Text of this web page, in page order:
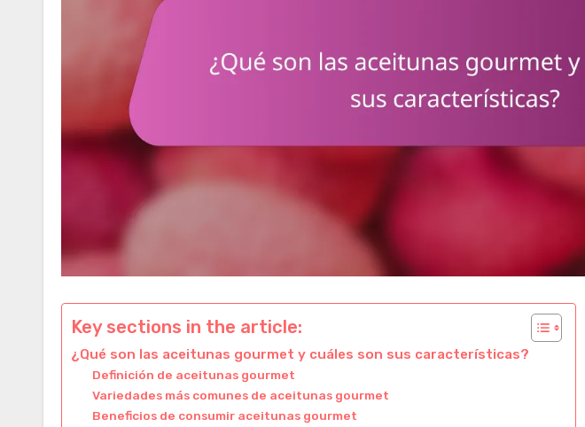
Key sections in the article:
¿Qué son las aceitunas gourmet y cuáles son sus características?
Definición de aceitunas gourmet
Variedades más comunes de aceitunas gourmet
Beneficios de consumir aceitunas gourmet